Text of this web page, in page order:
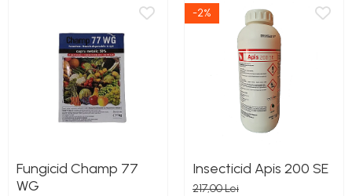
Fungicid Champ 77
WG
-2%
Insecticid Apis 200 SE
217,00 Lei